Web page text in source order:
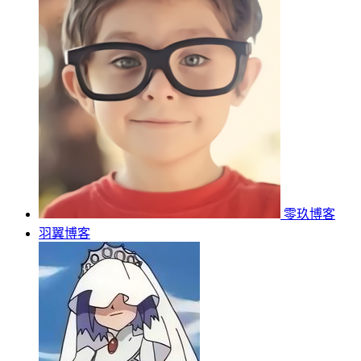
零玖博客
羽翼博客